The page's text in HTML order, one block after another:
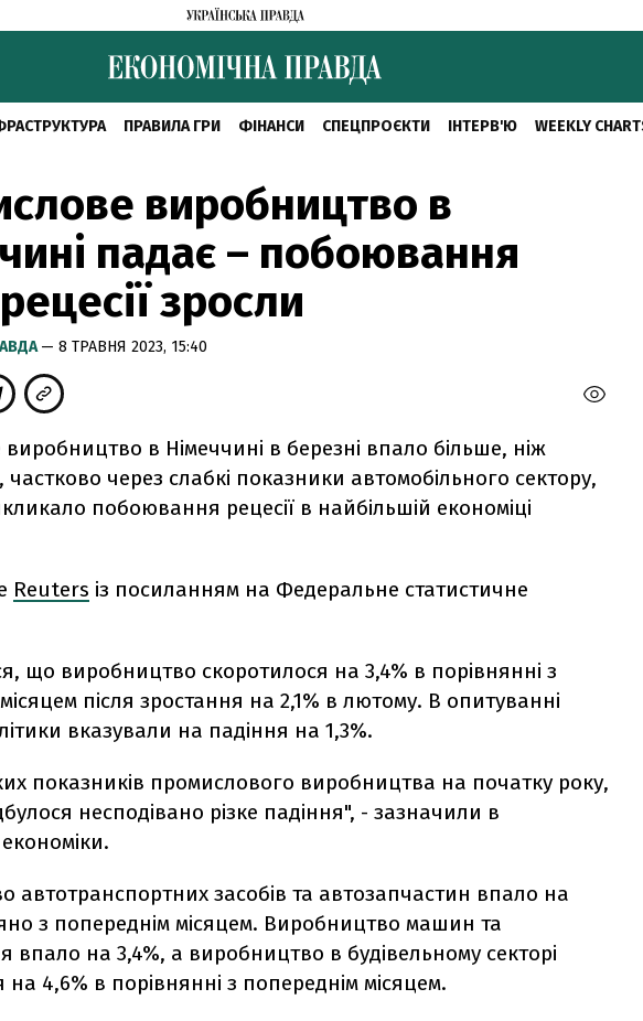
ПРАВИЛА ГРИ ФІНАНСИ СПЕЦПРОЄКТИ ІНТЕРВ'Ю WEEKLY
виробництво в
падає – побоювання
зросли
— 8 ТРАВНЯ 2023, 15:40
в Німеччині в березні впало більше, ніж
частково через слабкі показники автомобільного сектору,
побоювання рецесії в найбільшій економіці
Reuters із посиланням на Федеральне статистичне
що виробництво скоротилося на 3,4% в порівнянні з
після зростання на 2,1% в лютому. В опитуванні
вказували на падіння на 1,3%.
показників промислового виробництва на початку року,
несподівано різке падіння", - зазначили в
економіки.
автотранспортних засобів та автозапчастин впало на
з попереднім місяцем. Виробництво машин та
впало на 3,4%, а виробництво в будівельному секторі
на 4,6% в порівнянні з попереднім місяцем.